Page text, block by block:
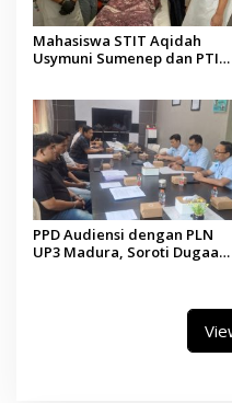
Mahasiswa STIT Aqidah
Usymuni Sumenep dan PTIQ
PPD Audiensi dengan PLN
UP3 Madura, Soroti Dugaan